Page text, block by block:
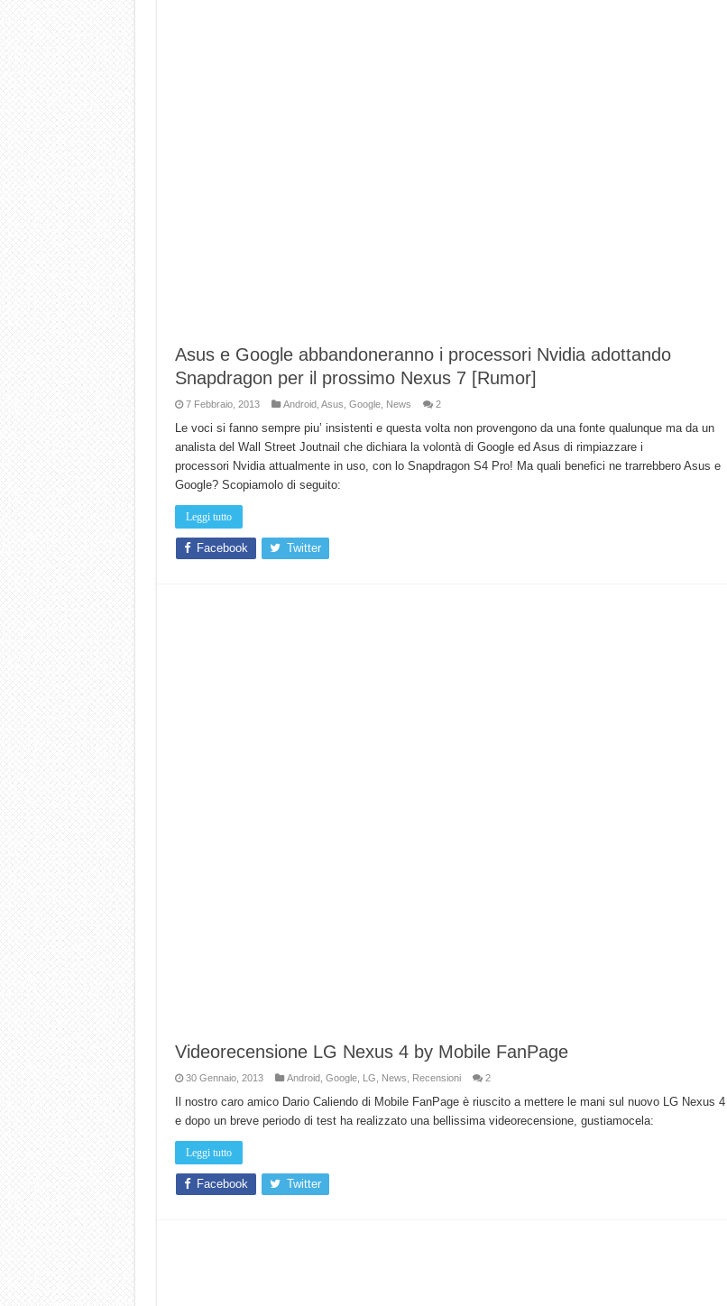
Asus e Google abbandoneranno i processori Nvidia adottando
Snapdragon per il prossimo Nexus 7 [Rumor]
7 Febbraio, 2013 Android Asus Google, News 2
Le voci si fanno sempre piu’ insistenti e questa volta non provengono da una fonte qualunque ma da un
analista del Wall Street Joutnail che dichiara la volontà di Google ed Asus di rimpiazzare i
processori Nvidia attualmente in uso, con lo Snapdragon S4 Pro! Ma quali benefici ne trarrebbero Asus e
Google? Scopiamolo di seguito:
Leggi tutto
Facebook Twitter
Videorecensione LG Nexus 4 by Mobile FanPage
30 Gennaio, 2013 Android Google, LG News Recensioni 2
Il nostro caro amico Dario Caliendo di Mobile FanPage è riuscito a mettere le mani sul nuovo LG Nexus 4
e dopo un breve periodo di test ha realizzato una bellissima videorecensione, gustiamocela:
Leggi tutto
Facebook Twitter